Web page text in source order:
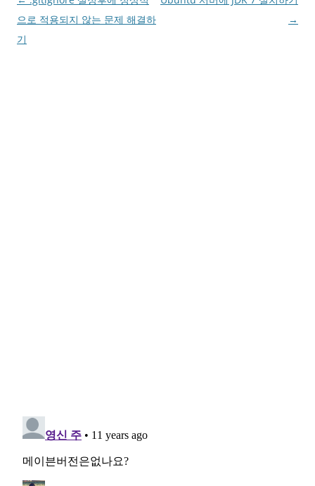
navigation
으로 적용되지 않는 문제 해결하
기
→